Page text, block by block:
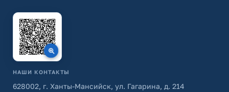
НАШИ КОНТАКТЫ
628002, г. Ханты-Мансийск, ул. Гагарина, д. 214